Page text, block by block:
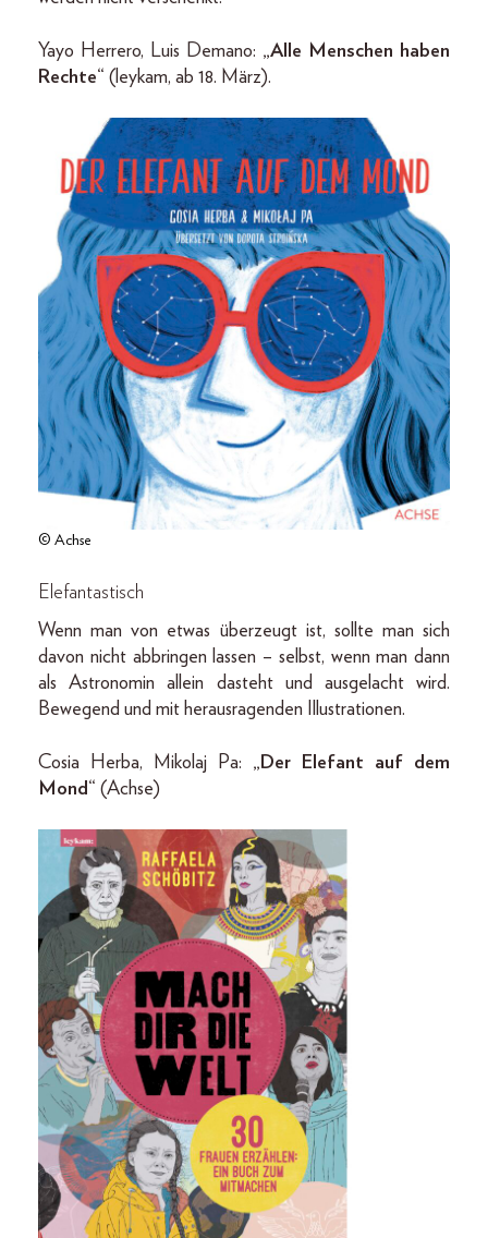
Yayo Herrero, Luis Demano: „Alle Menschen haben
Rechte“ (leykam, ab 18. März).
© Achse
Elefantastisch
Wenn man von etwas überzeugt ist, sollte man sich
davon nicht abbringen lassen – selbst, wenn man dann
als Astronomin allein dasteht und ausgelacht wird.
Bewegend und mit herausragenden Illustrationen.
Cosia Herba, Mikolaj Pa: „Der Elefant auf dem
Mond“ (Achse)